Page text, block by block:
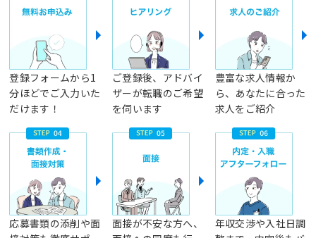
登録フォームから1
分ほどでご入力いた
だけます！
ご登録後、アドバイ
ザーが転職のご希望
を伺います
豊富な求人情報か
ら、あなたに合った
求人をご紹介
応募書類の添削や面
面接が不安な方へ、
年収交渉や入社日調